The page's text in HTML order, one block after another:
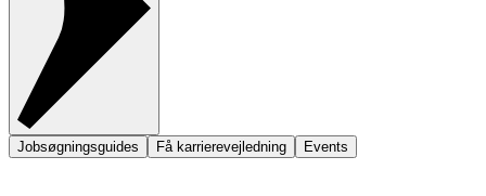
Jobsøgningsguides Få karrierevejledning Events